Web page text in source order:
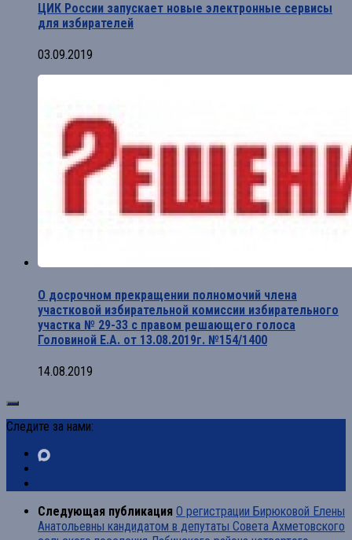
ЦИК России запускает новые электронные сервисы
для избирателей
03.09.2019
О досрочном прекращении полномочий члена
участковой избирательной комиссии избирательного
участка № 29-33 с правом решающего голоса
Головиной Е.А. от 13.08.2019г. №154/1400
14.08.2019
Следите за нами:
Следующая публикация О регистрации Бирюковой Елены
Анатольевны кандидатом в депутаты Совета Ахметовского